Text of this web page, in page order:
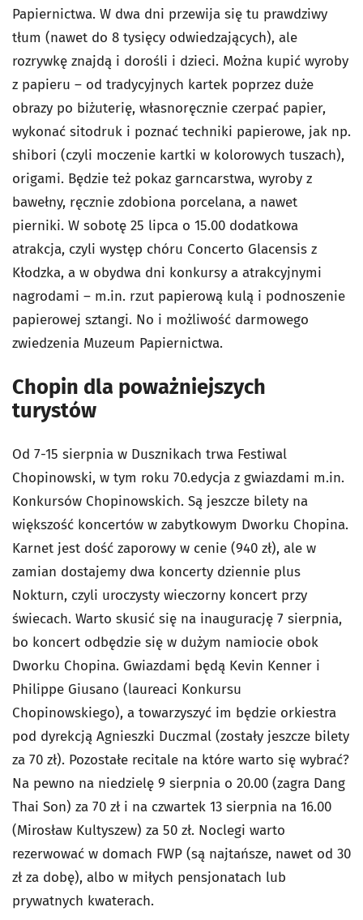
Papiernictwa. W dwa dni przewija się tu prawdziwy
tłum (nawet do 8 tysięcy odwiedzających), ale
rozrywkę znajdą i dorośli i dzieci. Można kupić wyroby
z papieru – od tradycyjnych kartek poprzez duże
obrazy po biżuterię, własnoręcznie czerpać papier,
wykonać sitodruk i poznać techniki papierowe, jak np.
shibori (czyli moczenie kartki w kolorowych tuszach),
origami. Będzie też pokaz garncarstwa, wyroby z
bawełny, ręcznie zdobiona porcelana, a nawet
pierniki. W sobotę 25 lipca o 15.00 dodatkowa
atrakcja, czyli występ chóru Concerto Glacensis z
Kłodzka, a w obydwa dni konkursy a atrakcyjnymi
nagrodami – m.in. rzut papierową kulą i podnoszenie
papierowej sztangi. No i możliwość darmowego
zwiedzenia Muzeum Papiernictwa.
Chopin dla poważniejszych
turystów
Od 7-15 sierpnia w Dusznikach trwa Festiwal
Chopinowski, w tym roku 70.edycja z gwiazdami m.in.
Konkursów Chopinowskich. Są jeszcze bilety na
większość koncertów w zabytkowym Dworku Chopina.
Karnet jest dość zaporowy w cenie (940 zł), ale w
zamian dostajemy dwa koncerty dziennie plus
Nokturn, czyli uroczysty wieczorny koncert przy
świecach. Warto skusić się na inaugurację 7 sierpnia,
bo koncert odbędzie się w dużym namiocie obok
Dworku Chopina. Gwiazdami będą Kevin Kenner i
Philippe Giusano (laureaci Konkursu
Chopinowskiego), a towarzyszyć im będzie orkiestra
pod dyrekcją Agnieszki Duczmal (zostały jeszcze bilety
za 70 zł). Pozostałe recitale na które warto się wybrać?
Na pewno na niedzielę 9 sierpnia o 20.00 (zagra Dang
Thai Son) za 70 zł i na czwartek 13 sierpnia na 16.00
(Mirosław Kultyszew) za 50 zł. Noclegi warto
rezerwować w domach FWP (są najtańsze, nawet od 30
zł za dobę), albo w miłych pensjonatach lub
prywatnych kwaterach.